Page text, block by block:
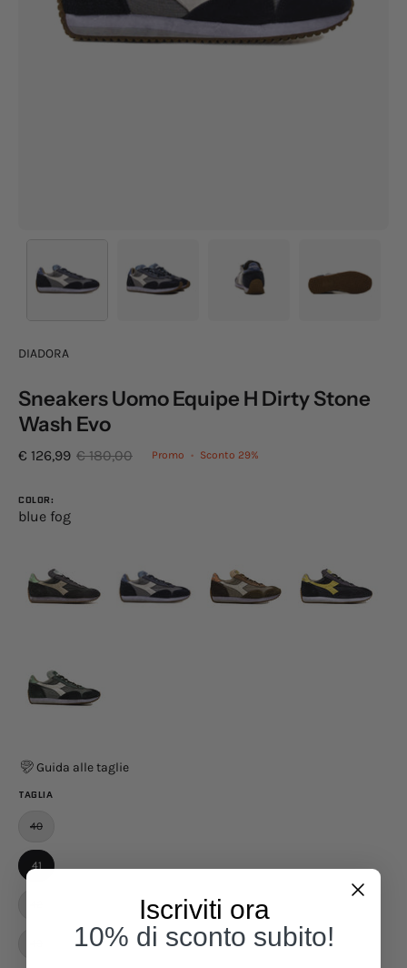
DIADORA
Sneakers Uomo Equipe H Dirty Stone
Wash Evo
€ 126,99 € 180,00 Promo • Sconto 29%
COLOR:
blue fog
Guida alle taglie
TAGLIA
40
41
Iscriviti ora
10% di sconto subito!